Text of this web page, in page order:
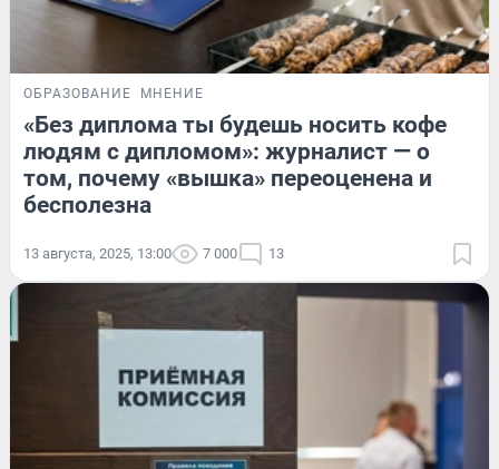
ОБРАЗОВАНИЕ МНЕНИЕ
«Без диплома ты будешь носить кофе
людям с дипломом»: журналист — о
том, почему «вышка» переоценена и
бесполезна
13 августа, 2025, 13:00 7 000 13